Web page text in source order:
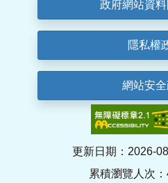
政府網站資
隱私權
網站安
更新日期：2026-
累積瀏覽人次